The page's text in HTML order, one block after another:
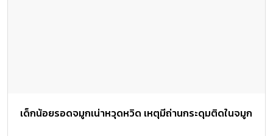
ลูกค้าซึ่งบริษัทผู้ผลิตสินค้าและบริการได้มาเป็น 7 ปริศนาในโลกดิจิทัล
เด็กน้อยรอดจมูกเน่าหวุดหวิด เหตุมีถ่านกระดุมติดในจมูก